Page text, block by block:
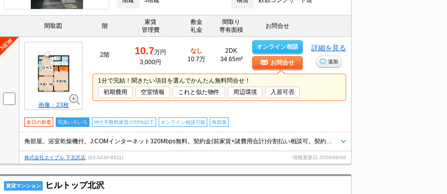
間取図 階
家賃
管理費
敷金
礼金
間取り
専有面積
お問合せ
画像：23枚
2階 10.7万円
3,000円
なし
10.7万
2DK
34.65m²
オンライン相談
お問合せ
詳細を見る
追加
1分で完結！聞きたい項目を選んでかんたん無料問合せ！
初期費用
空室情報 これと似た物件 周辺環境 入居可否
本日の新着 写真いろいろ 仲介手数料家賃の55%以下 オンライン相談可能 角部屋
株式会社エイブル 下北沢店 (03-5430-8311) 情報更新日 2026/08/08
賃貸マンション ヒルトップ北沢